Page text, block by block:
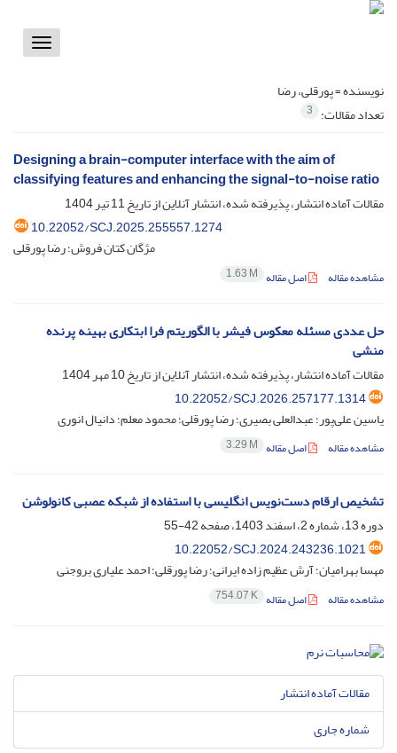
Toggle
نویسنده =پورقلی، رضا
تعداد مقالات: 3
Designing a brain-computer interface with the aim of
classifying features and enhancing the signal-to-noise ratio
مقالات آماده انتشار، پذیرفته شده، انتشار آنلاین از تاریخ11 تیر 1404
10.22052/SCJ.2025.255557.1274
مژگان کتان فروش؛ رضا پورقلی
مشاهده مقاله اصل مقاله 1.63 M
حل عددی مسئله معکوس فیشر با الگوریتم فرا ابتکاری بهینه پرنده
منشی
مقالات آماده انتشار، پذیرفته شده، انتشار آنلاین از تاریخ10 مهر 1404
10.22052/SCJ.2026.257177.1314
یاسین علی‌پور؛ عبدالعلی بصیری؛ رضا پورقلی؛ محمود معلم؛ دانیال انوری
مشاهده مقاله اصل مقاله 3.29 M
تشخیص ارقام دست‌نویس انگلیسی با استفاده از شبکه عصبی کانولوشن
دوره 13، شماره 2، اسفند 1403، صفحه
42-55
10.22052/SCJ.2024.243236.1021
مهسا بهرامیان؛ آرش عظیم زاده ایرانی؛ رضا پورقلی؛ احمد علیاری بروجنی
مشاهده مقاله اصل مقاله 754.07 K
مقالات آماده انتشار
شماره جاری